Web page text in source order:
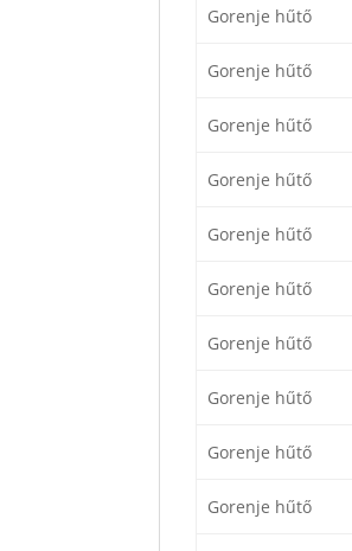
Gorenje hűtő
Gorenje hűtő
Gorenje hűtő
Gorenje hűtő
Gorenje hűtő
Gorenje hűtő
Gorenje hűtő
Gorenje hűtő
Gorenje hűtő
Gorenje hűtő